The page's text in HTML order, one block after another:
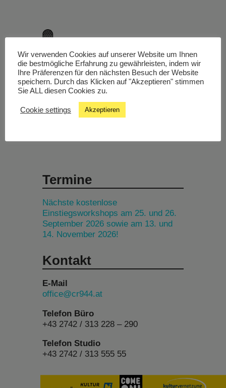
Livestream
Studiochat
Termine
Nächste kostenlose
Einstiegsworkshops am 25. und 26.
September 2026 sowie am 13. und
14. November 2026!
Kontakt
E-Mail
office@cr944.at
Telefon Büro
+43 2742 / 313 228 – 290
Telefon Studio
+43 2742 / 313 555 55
Wir verwenden Cookies auf unserer Website um Ihnen
die bestmögliche Erfahrung zu gewährleisten, indem wir
Ihre Präferenzen für den nächsten Besuch der Website
speichern. Durch das Klicken auf "Akzeptieren" stimmen
Sie ALL diesen Cookies zu.
Cookie settings Akzeptieren